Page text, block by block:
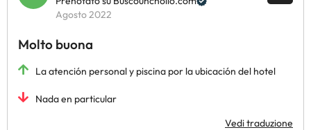
Agosto 2022
Molto buona
La atención personal y piscina por la ubicación del hotel
Nada en particular
Vedi traduzione